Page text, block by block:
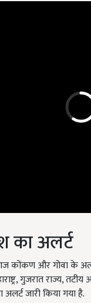
का अलर्ट
कोंकण और गोवा के
गुजरात राज्य,
अलर्ट जारी किया गया है.